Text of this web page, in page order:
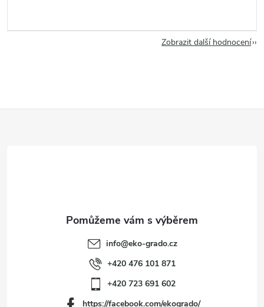
Zobrazit další hodnocení
info@eko-grado.cz
+420 476 101 871
+420 723 691 602
https://facebook.com/ekogrado/